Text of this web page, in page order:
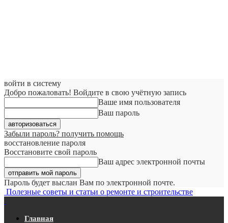
войти в систему
Добро пожаловать! Войдите в свою учётную запись
Ваше имя пользователя
Ваш пароль
Забыли пароль? получить помощь
восстановление пароля
Восстановите свой пароль
Ваш адрес электронной почты
Пароль будет выслан Вам по электронной почте.
Полезные советы и статьи о ремонте и строительстве
Главная